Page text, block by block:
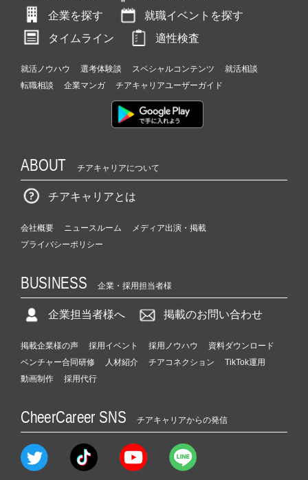
企業を探す
就職イベントを探す
タイムライン
適性検査
就活ノウハウ 選考体験談 スペシャルコンテンツ
就活相談
転職相談
企業マンガ チアキャリアユーザーガイド
ABOUT チアキャリアについて
チアキャリアとは
会社概要 ニュースルーム
メディア出演・掲載
プライバシーポリシー
BUSINESS 企業・採用担当者様
企業担当者様へ 掲載のお問い合わせ
掲載企業様の声 採用イベント 採用ノウハウ
資料ダウンロード
ベンチャー合同研修
人材紹介 チアコネクション
TikTok運用
動画制作
採用代行
CheerCareer SNS チアキャリアからの発信